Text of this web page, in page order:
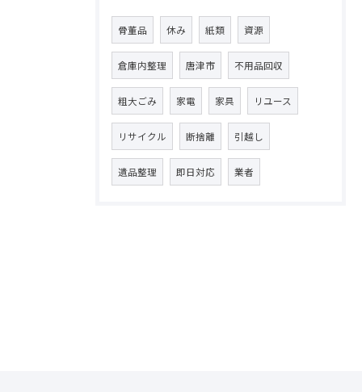
骨董品 休み 紙類 資源
倉庫内整理 唐津市 不用品回収
粗大ごみ 家電 家具 リユース
リサイクル 断捨離 引越し
遺品整理 即日対応 業者